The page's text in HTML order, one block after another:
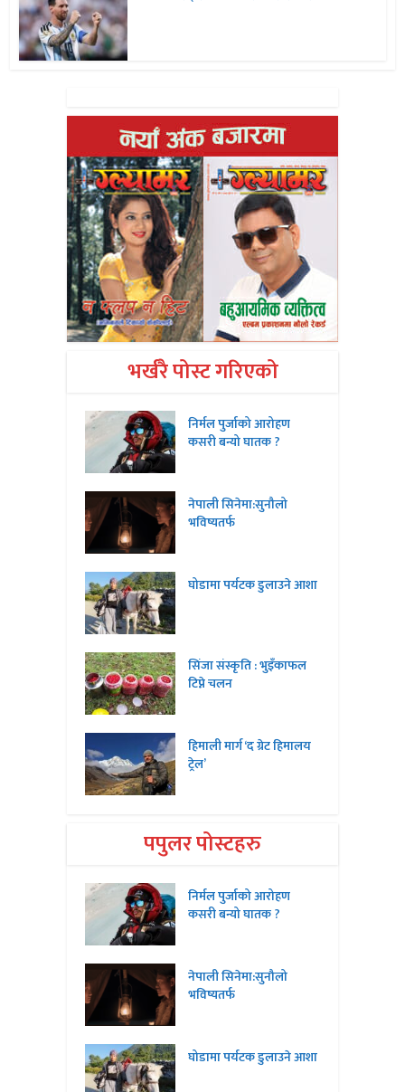
भर्खरै पोस्ट गरिएको
निर्मल पुर्जाको आरोहण
कसरी बन्यो घातक ?
नेपाली सिनेमा:सुनौलो
भविष्यतर्फ
घोडामा पर्यटक डुलाउने आशा
सिंजा संस्कृति : भुइँकाफल
टिप्ने चलन
हिमाली मार्ग ‘द ग्रेट हिमालय
ट्रेल’
पपुलर पोस्टहरु
निर्मल पुर्जाको आरोहण
कसरी बन्यो घातक ?
नेपाली सिनेमा:सुनौलो
भविष्यतर्फ
घोडामा पर्यटक डुलाउने आशा